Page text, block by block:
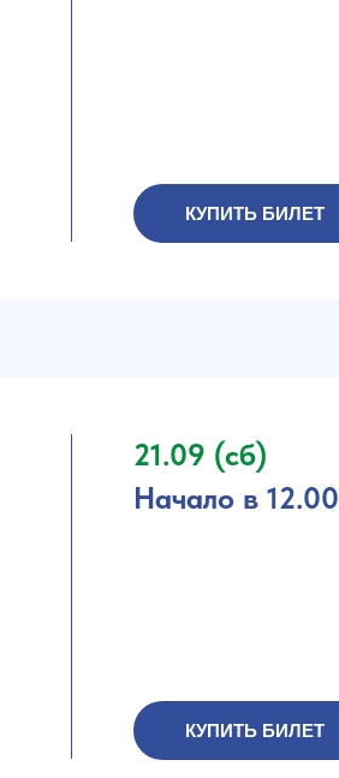
КУПИТЬ БИЛЕТ
21.09 (сб)
КУПИТЬ БИЛЕТ
Начало в 12.00